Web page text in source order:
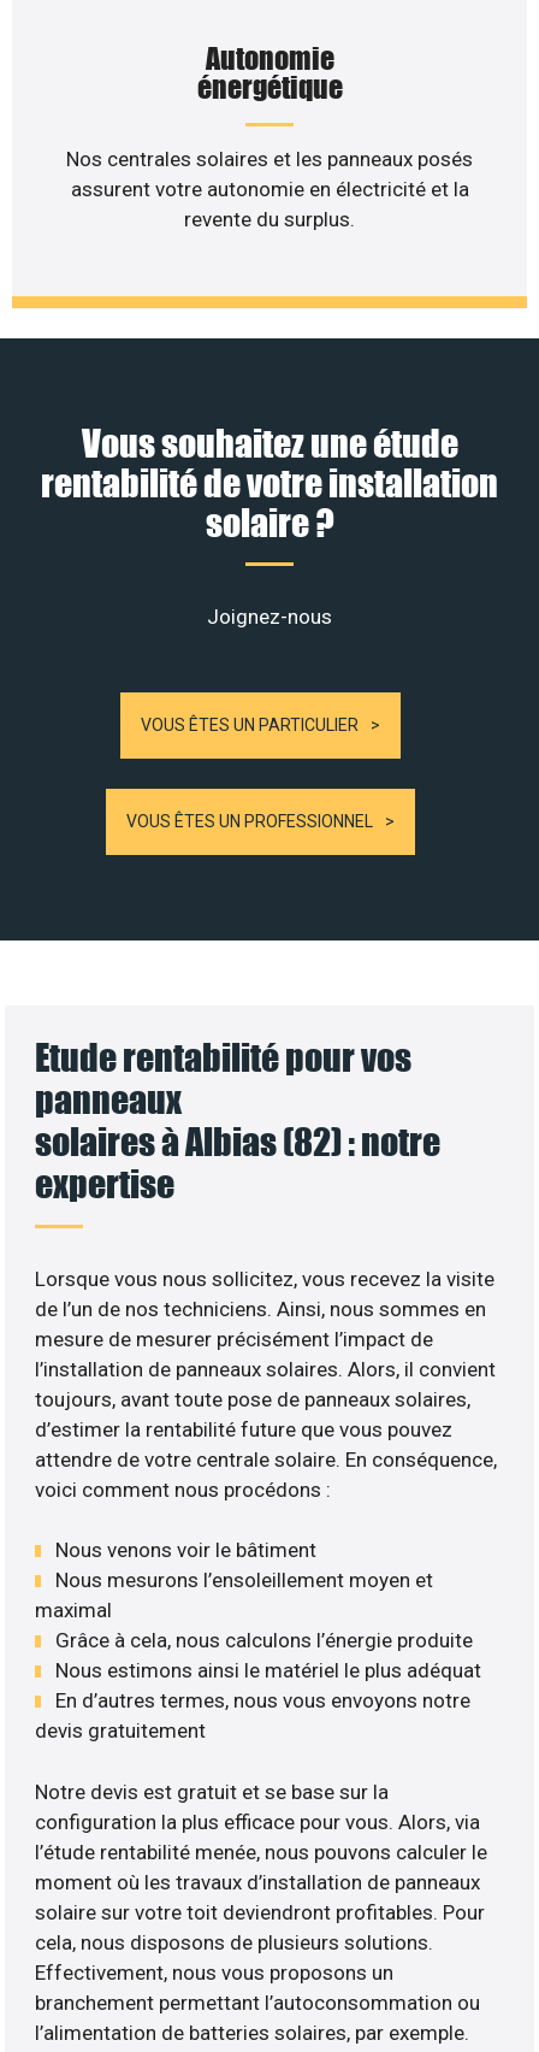
Autonomie
énergétique
Nos centrales solaires et les panneaux posés
assurent votre autonomie en électricité et la
revente du surplus.
Vous souhaitez une étude
rentabilité de votre installation
solaire ?
Joignez-nous
VOUS ÊTES UN PARTICULIER
VOUS ÊTES UN PROFESSIONNEL
Etude rentabilité pour vos
panneaux
solaires à Albias (82) : notre
expertise
Lorsque vous nous sollicitez, vous recevez la visite
de l’un de nos techniciens. Ainsi, nous sommes en
mesure de mesurer précisément l’impact de
l’installation de panneaux solaires. Alors, il convient
toujours, avant toute pose de panneaux solaires,
d’estimer la rentabilité future que vous pouvez
attendre de votre centrale solaire. En conséquence,
voici comment nous procédons :
Nous venons voir le bâtiment
Nous mesurons l’ensoleillement moyen et
maximal
Grâce à cela, nous calculons l’énergie produite
Nous estimons ainsi le matériel le plus adéquat
En d’autres termes, nous vous envoyons notre
devis gratuitement
Notre devis est gratuit et se base sur la
configuration la plus efficace pour vous. Alors, via
l’étude rentabilité menée, nous pouvons calculer le
moment où les travaux d’installation de panneaux
solaire sur votre toit deviendront profitables. Pour
cela, nous disposons de plusieurs solutions.
Effectivement, nous vous proposons un
branchement permettant l’autoconsommation ou
l’alimentation de batteries solaires, par exemple.